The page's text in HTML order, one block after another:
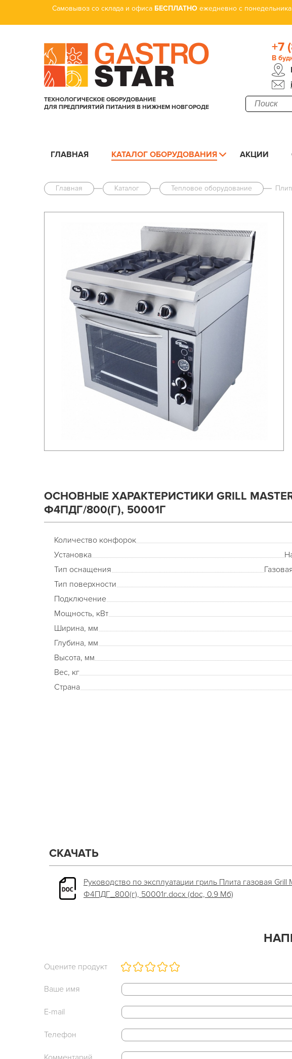
Самовывоз со склада и офиса БЕСПЛАТНО ежедневно с
ТЕХНОЛОГИЧЕСКОЕ ОБОРУДОВАНИЕ
ДЛЯ ПРЕДПРИЯТИЙ ПИТАНИЯ В НИЖНЕМ НОВГОРОДЕ
+7
В
ГЛАВНАЯ КАТАЛОГ ОБОРУДОВАНИЯ АКЦИИ
Главная Каталог Тепловое оборудование
ОСНОВНЫЕ ХАРАКТЕРИСТИКИ GRILL
Ф4ПДГ/800(Г), 50001Г
Количество конфорок
Установка
Тип оснащения
Тип поверхности
Подключение
Мощность, кВт
Ширина, мм
Глубина, мм
Высота, мм
Вес, кг
Страна
СКАЧАТЬ
Руководство по эксплуатации гриль Плита газовая Grill
Ф4ПДГ_800(г), 50001г.docx (doc, 0.9 Мб)
Оцените продукт
Ваше имя
E-mail
Телефон